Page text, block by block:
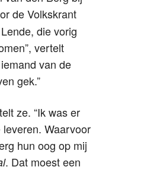
de Volkskrant
die vorig
vertelt
van de
gek.”
ze. “Ik was er
Waarvoor
hun oog op mij
. Dat moest een